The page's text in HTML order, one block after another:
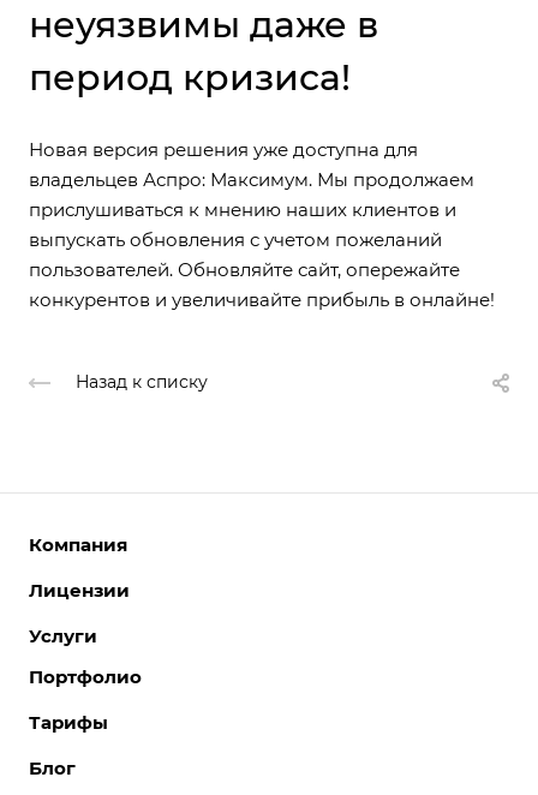
неуязвимы даже в
период кризиса!
Новая версия решения уже доступна для
владельцев Аспро: Максимум. Мы продолжаем
прислушиваться к мнению наших клиентов и
выпускать обновления с учетом пожеланий
пользователей. Обновляйте сайт, опережайте
конкурентов и увеличивайте прибыль в онлайне!
Назад к списку
Компания
О компании
Отзывы
Вакансии
Акции
Лицензии
Интернет-магазины
Корпоративные сайты
Лицензии 1С-Битрикс
Битрикс24. Облако
Услуги
Разработка сайтов
Поддержка сайтов
Портфолио
Тарифы
Блог